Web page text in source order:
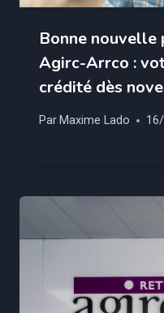
Bonne
Agirc-Arrco :
crédité dès
Par Maxime Lado